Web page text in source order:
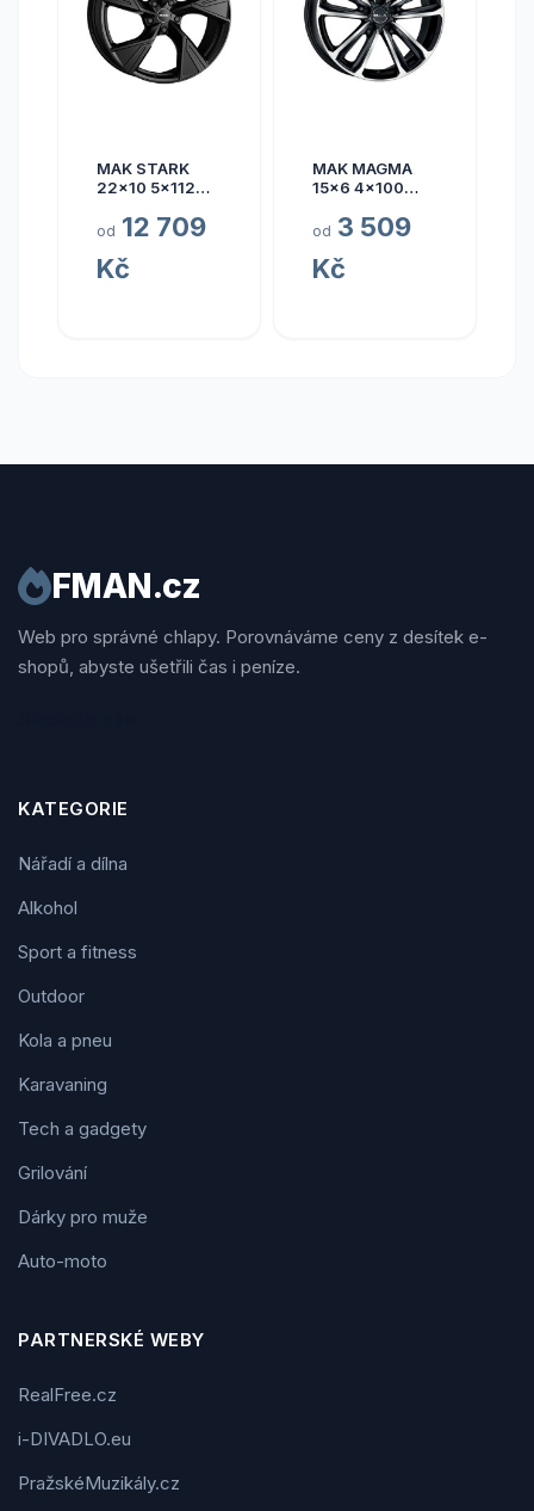
MAK STARK
22x10 5x112
od 12 709
Kč
MAK MAGMA
15x6 4x100
od 3 509
Kč
FMAN.cz
Web pro správné chlapy. Porovnáváme ceny z desítek e-
shopů, abyste ušetřili čas i peníze.
KATEGORIE
Nářadí a dílna
Alkohol
Sport a fitness
Outdoor
Kola a pneu
Karavaning
Tech a gadgety
Grilování
Dárky pro muže
Auto-moto
PARTNERSKÉ WEBY
RealFree.cz
i-DIVADLO.eu
PražskéMuzikály.cz